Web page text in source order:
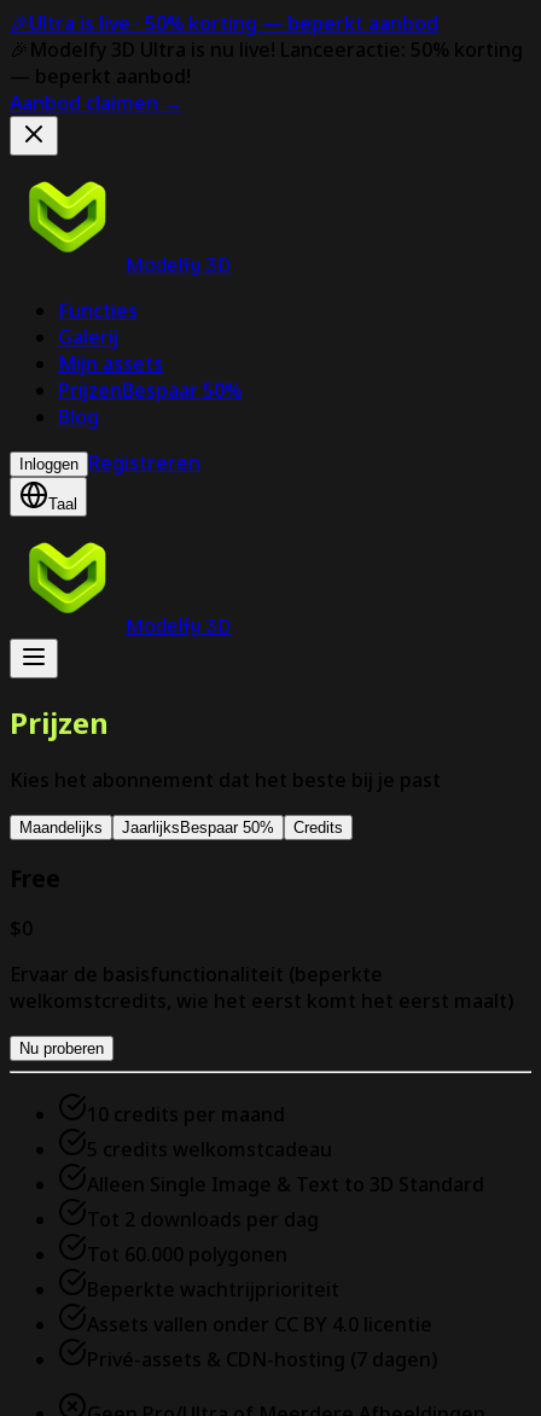
🎉Ultra is live · 50% korting — beperkt aanbod
🎉Modelfy 3D Ultra is nu live! Lanceeractie: 50% korting
— beperkt aanbod!
Aanbod claimen →
Modelfy 3D
Functies
Galerij
Mijn assets
PrijzenBespaar 50%
Blog
Inloggen Registreren
Taal
Modelfy 3D
Prijzen
Kies het abonnement dat het beste bij je past
Maandelijks Jaarlijks Bespaar 50% Credits
Free
$0
Ervaar de basisfunctionaliteit (beperkte
welkomstcredits, wie het eerst komt het eerst maalt)
Nu proberen
10 credits per maand
5 credits welkomstcadeau
Alleen Single Image & Text to 3D Standard
Tot 2 downloads per dag
Tot 60.000 polygonen
Beperkte wachtrijprioriteit
Assets vallen onder CC BY 4.0 licentie
Privé-assets & CDN-hosting (7 dagen)